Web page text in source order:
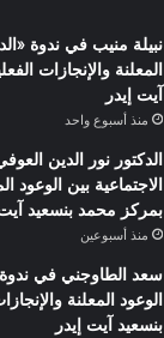
نبيلة منيب في ندوة
المعلنة والإنجازات
آيت إيدر
منذ أسبوع واحد
الدكتور نور الدين
الاجتماعية بين الوعود
بمركز محمد بنسعيد آيت
منذ أسبوعين
سعد الطاوجني في ندوة
الوعود المعلنة
بنسعيد آيت إيدر